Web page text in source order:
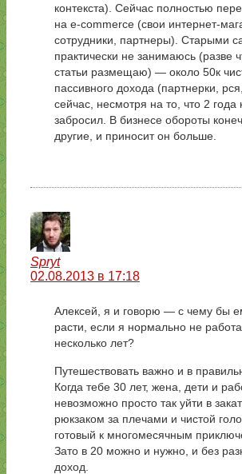
контекста). Сейчас полностью
на e-commerce (свои интернет-
сотрудники, партнеры). Старыми
практически не занимаюсь (разве
статьи размещаю) — около 50к
пассивного дохода (партнерки,
сейчас, несмотря на то, что 2 года
забросил. В бизнесе обороты
другие, и приносит он больше.
Spryt
02.08.2013 в 17:18
Алексей, я и говорю — с чему бы
расти, если я нормально не
несколько лет?
Путешествовать важно и в
Когда тебе 30 лет, жена, дети и
невозможно просто так уйти в
рюкзаком за плечами и чистой
готовый к многомесячным
Зато в 20 можно и нужно, и без
доход.